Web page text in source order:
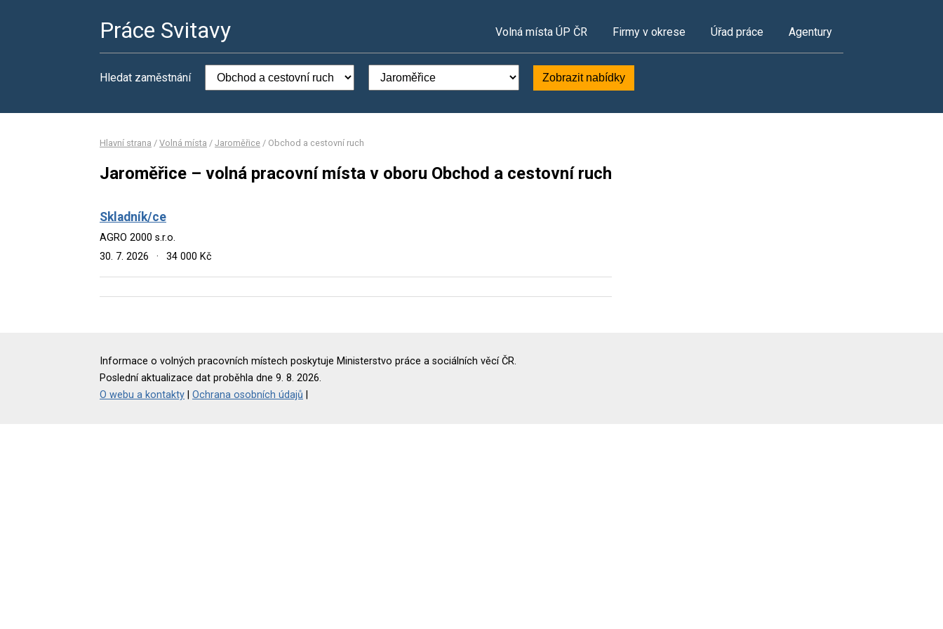
Práce Svitavy Volná místa ÚP ČR Firmy v okrese Úřad práce Agentury
Hledat zaměstnání Zobrazit nabídky
Hlavní strana / Volná místa / Jaroměřice / Obchod a cestovní ruch
Jaroměřice – volná pracovní místa v oboru Obchod a cestovní ruch
Skladník/ce
AGRO 2000 s.r.o.
30. 7. 2026
· 34 000 Kč
Informace o volných pracovních místech poskytuje Ministerstvo práce a sociálních věcí ČR.
Poslední aktualizace dat proběhla dne 9. 8. 2026.
O webu a kontakty
Ochrana osobních údajů